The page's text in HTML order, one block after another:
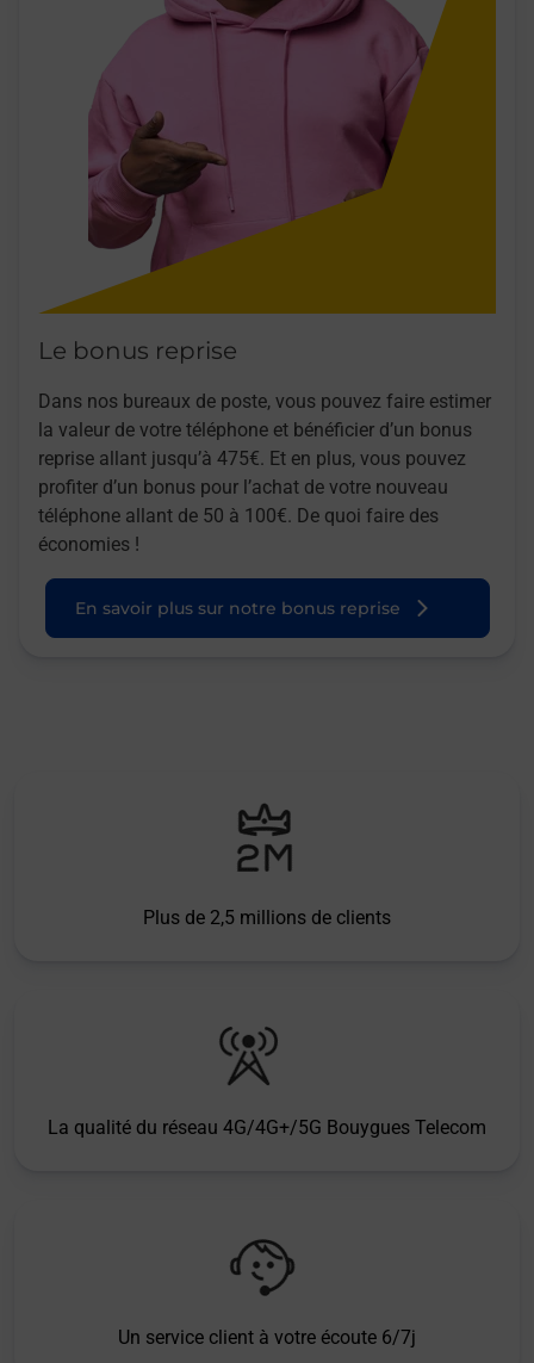
Le bonus reprise
Dans nos bureaux de poste, vous pouvez faire estimer
la valeur de votre téléphone et bénéficier d’un bonus
reprise allant jusqu’à 475€. Et en plus, vous pouvez
profiter d’un bonus pour l’achat de votre nouveau
téléphone allant de 50 à 100€. De quoi faire des
économies !
En savoir plus sur notre bonus reprise
Plus de 2,5 millions de clients
La qualité du réseau 4G/4G+/5G Bouygues Telecom
Un service client à votre écoute 6/7j